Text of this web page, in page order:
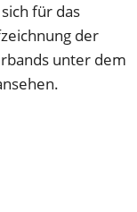
für das
der
unter dem